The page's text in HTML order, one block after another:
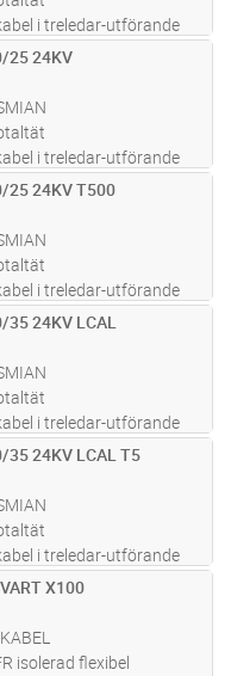
i treledar-utförande
i E Path vilket är
för
av produker. Kabelns
mer
25 24KV
i treledar-utförande
i E Path vilket är
för
av produker. Kabelns
mer
25 24KV T500
i treledar-utförande
i E Path vilket är
för
av produker. Kabelns
mer
24KV LCAL
i treledar-utförande
i E Path vilket är
för
av produker. Kabelns
mer
24KV LCAL T5
i treledar-utförande
i E Path vilket är
för
av produker. Kabelns
mer
X100
isolerad flexibel